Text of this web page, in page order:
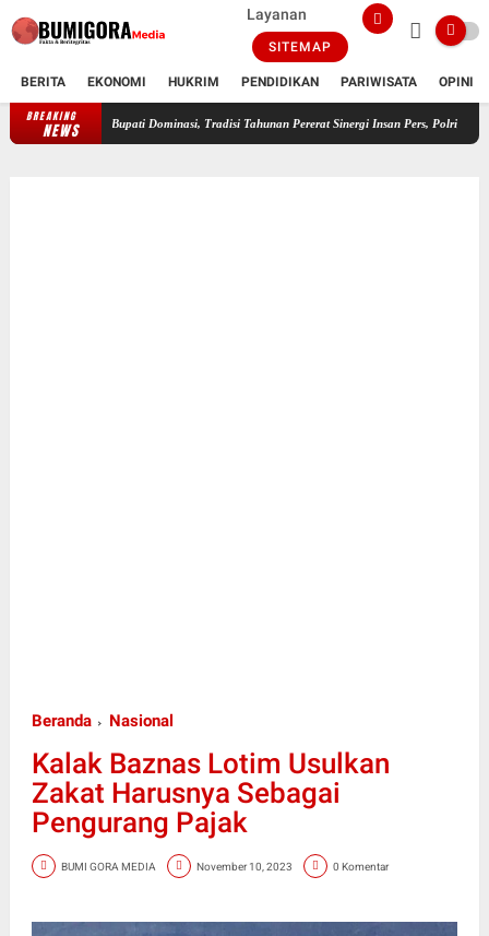
Layanan
SITEMAP
BERITA EKONOMI HUKRIM PENDIDIKAN PARIWISATA OPINI
BREAKING
NEWSFWMO Lotim Gelar Lomba Mancing Kemerdekaan, Stapsus Bupati Dominasi,
Beranda Nasional
Kalak Baznas Lotim Usulkan
Zakat Harusnya Sebagai
Pengurang Pajak
BUMI GORA MEDIA November 10, 2023 0 Komentar